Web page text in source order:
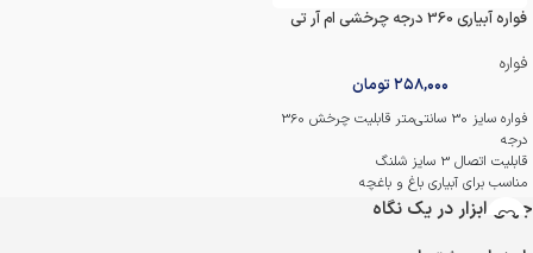
فواره آبیاری 360 درجه چرخشی ام آر تی
فواره
۲۵۸,۰۰۰تومان
فواره سایز 30 سانتی‌متر قابلیت چرخش 360
درجه
قابلیت اتصال 3 سایز شلنگ
مناسب برای آبیاری باغ و باغچه
ساخته شده از پلاستیک مقاوم
دارای پایه برای ثابت کردن فواره داخل چمن
جهان ابزار در یک نگاه